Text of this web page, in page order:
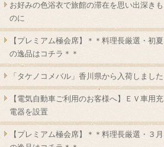
お好みの色浴衣で旅館の滞在を思い出深きも
のに
【プレミアム極会席】＊＊料理長厳選・初夏
の逸品はコチラ＊＊
「タケノコメバル」香川県から入荷しました
【電気自動車ご利用のお客様へ】ＥＶ車用充
電器を設置
【プレミアム極会席】＊＊料理長厳選・３月